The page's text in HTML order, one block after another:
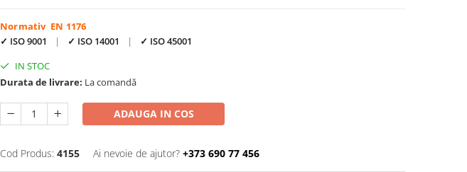
Normativ EN 1176
✓ ISO 9001
| ✓ ISO 14001 |
✓ ISO 45001
IN STOC
Durata de livrare: La comandă
ADAUGA IN COS
Cod Produs: 4155 Ai nevoie de ajutor? +373 690 77 456